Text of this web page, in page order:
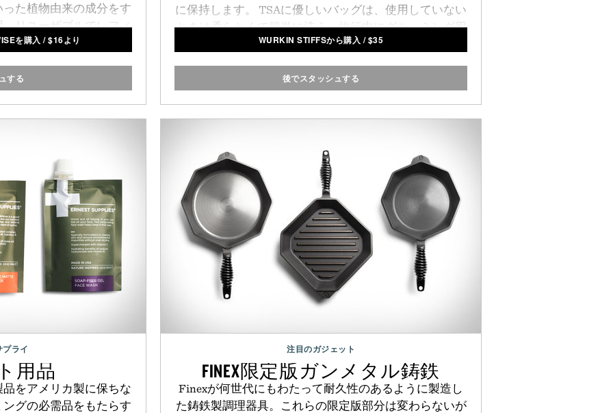
た植物由来の成分をす
リユーザブルでレフィ
シャンプーや グレーシア
てレフィルも用意され
を購入 /$16より
する
に保持します。 TSAに優しいバッグは、使用していない
ときは柔らかくて簡単に洗え、旅行中にグルーミング用
品やアクセサリーを整理して安全に保つのに最適な方法
WURKIN STIFFSから購入 /$35
後でスタッシュする
ライ
用品
をアメリカ製に保ちな
グの必需品をもたらす
注目のガジェット
FINEX限定版ガンメタル鋳鉄
Finexが何世代にもわたって耐久性のあるように製造し
た鋳鉄製調理器具。これらの限定版部分は変わらないが